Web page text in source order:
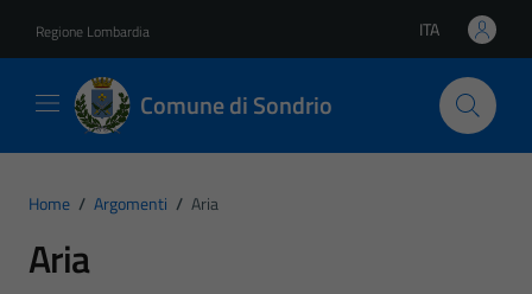
Regione Lombardia Lingua attiva:
ITA
Comune di Sondrio
Home / Argomenti / Aria
Aria